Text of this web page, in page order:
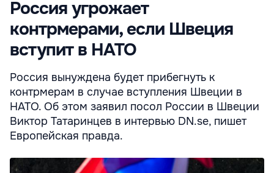
Россия угрожает
контрмерами, если Швеция
вступит в НАТО
Россия вынуждена будет прибегнуть к
контрмерам в случае вступления Швеции в
НАТО. Об этом заявил посол России в Швеции
Виктор Татаринцев в интервью DN.se, пишет
Европейская правда.